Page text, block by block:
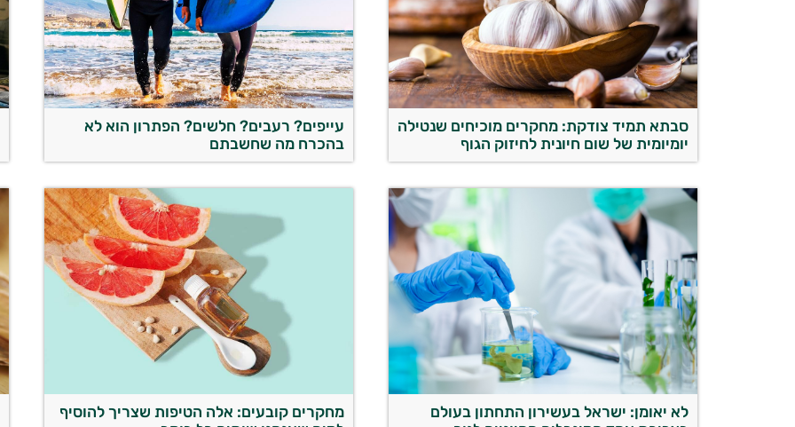
סבתא תמיד צודקת: מחקרים מוכיחים שנטילה
יומיומית של שום חיונית לחיזוק הגוף
עייפים? רעבים? חלשים? הפתרון הוא לא
בהכרח מה שחשבתם
לא יאומן: ישראל בעשירון התחתון בעולם
מחקרים קובעים: אלה הטיפות שצריך להוסיף